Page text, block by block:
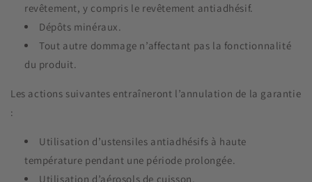
revêtement, y compris le revêtement antiadhésif.
Dépôts minéraux.
Tout autre dommage n’affectant pas la fonctionnalité
du produit.
Les actions suivantes entraîneront l’annulation de la garantie
:
Utilisation d’ustensiles antiadhésifs à haute
température pendant une période prolongée.
Utilisation d’aérosols de cuisson.